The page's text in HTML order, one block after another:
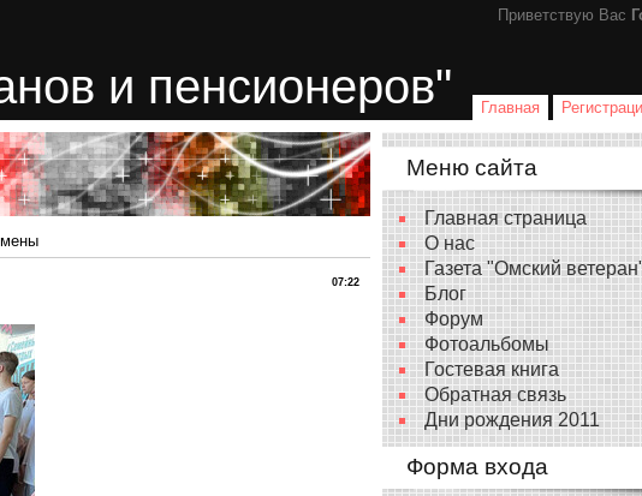
Приветствую Вас
и пенсионеров" Главная
07:22
Меню сайта
Главная страница
О нас
Газета "Омский
Блог
Форум
Фотоальбомы
Гостевая книга
Обратная связь
Дни рождения 2011
Форма входа